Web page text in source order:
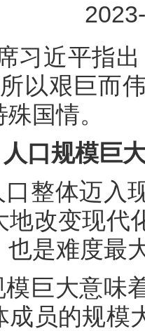
习近平指
以艰巨而
国情。
人口规模巨
口整体迈入
地改变现代
是难度最
巨大意味
成员的规模